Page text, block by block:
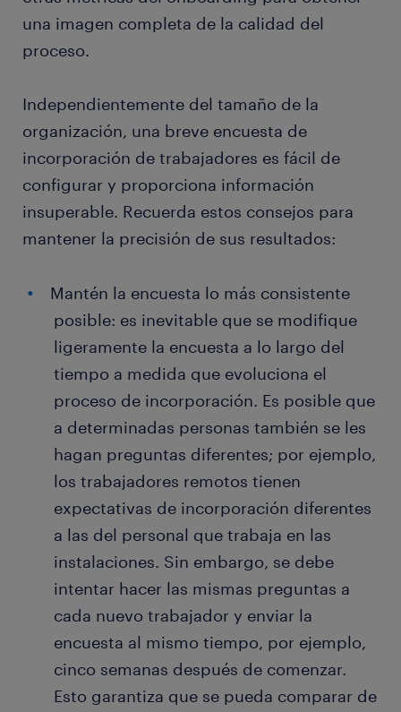
una imagen completa de la calidad del
proceso.
Independientemente del tamaño de la
organización, una breve encuesta de
incorporación de trabajadores es fácil de
configurar y proporciona información
insuperable. Recuerda estos consejos para
mantener la precisión de sus resultados:
Mantén la encuesta lo más consistente
posible: es inevitable que se modifique
ligeramente la encuesta a lo largo del
tiempo a medida que evoluciona el
proceso de incorporación. Es posible que
a determinadas personas también se les
hagan preguntas diferentes; por ejemplo,
los trabajadores remotos tienen
expectativas de incorporación diferentes
a las del personal que trabaja en las
instalaciones. Sin embargo, se debe
intentar hacer las mismas preguntas a
cada nuevo trabajador y enviar la
encuesta al mismo tiempo, por ejemplo,
cinco semanas después de comenzar.
Esto garantiza que se pueda comparar de